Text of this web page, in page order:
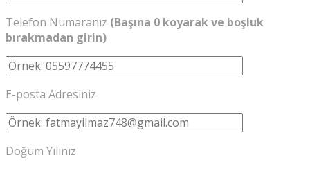
Telefon Numaranız (Başına 0 koyarak ve boşluk
bırakmadan girin)
E-posta Adresiniz
Doğum Yılınız